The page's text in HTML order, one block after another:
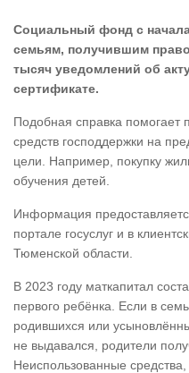
Социальный фонд с
семьям, получившим
тысяч уведомлений об
сертификате.
Подобная справка помогает
средств господдержки на
цели. Например, покупку
обучения детей.
Информация
портале госуслуг и в
Тюменской области.
В 2023 году маткапитал
первого ребёнка. Если в
родившихся или
не выдавался, родители
Неиспользованные